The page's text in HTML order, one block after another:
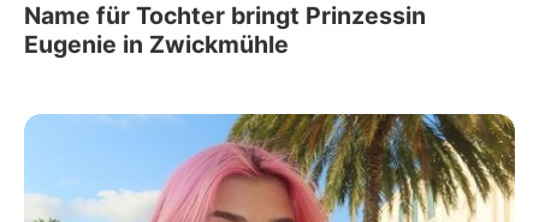
Name für Tochter bringt Prinzessin
Eugenie in Zwickmühle